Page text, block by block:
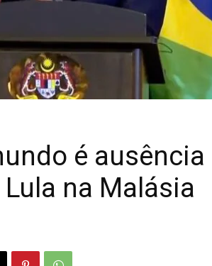
é ausência
Lula na Malásia